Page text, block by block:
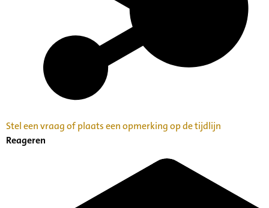
Stel een vraag of plaats een opmerking op de tijdlijn
Reageren